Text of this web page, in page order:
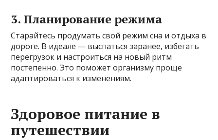
3. Планирование режима
Старайтесь продумать свой режим сна и отдыха в
дороге. В идеале — выспаться заранее, избегать
перегрузок и настроиться на новый ритм
постепенно. Это поможет организму проще
адаптироваться к изменениям.
Здоровое питание в
путешествии